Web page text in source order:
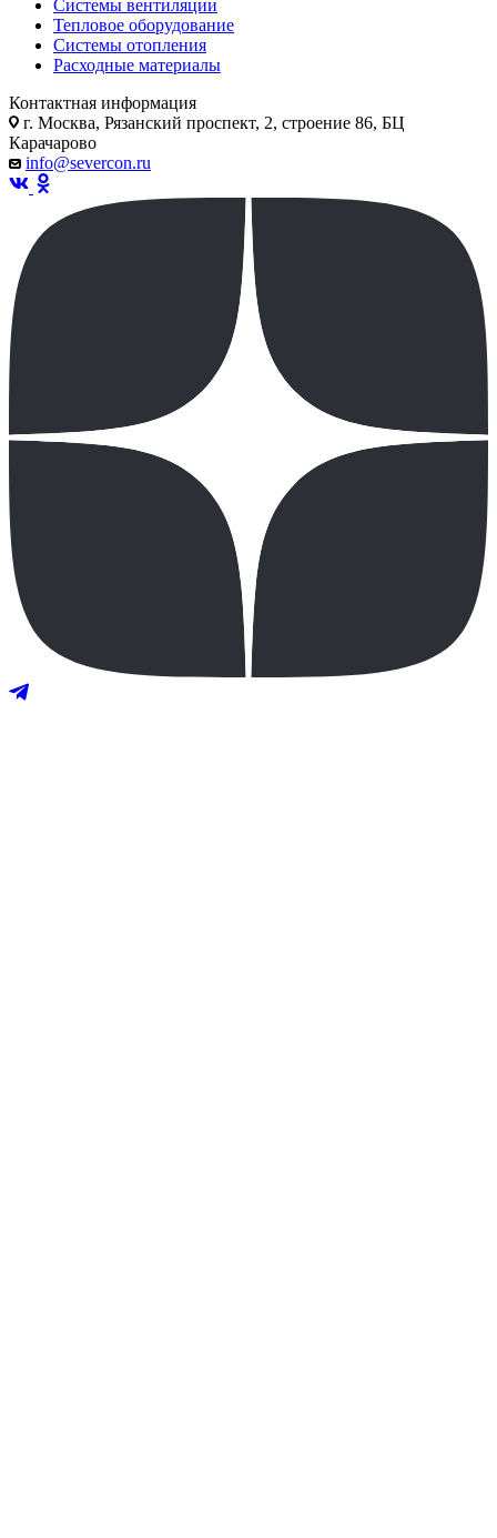
Системы вентиляции
Тепловое оборудование
Системы отопления
Расходные материалы
Контактная информация
г. Москва, Рязанский проспект, 2, строение 86, БЦ
Карачарово
info@severcon.ru